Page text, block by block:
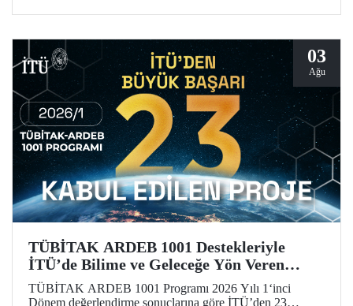
03
Ağu
TÜBİTAK ARDEB 1001 Destekleriyle
İTÜ’de Bilime ve Geleceğe Yön Veren
Başarı
TÜBİTAK ARDEB 1001 Programı 2026 Yılı 1‘inci
Dönem değerlendirme sonuçlarına göre İTÜ’den 23